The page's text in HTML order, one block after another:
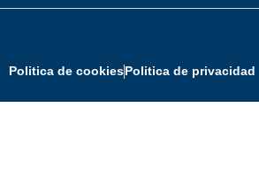
Politica de cookiesPolitica de privacidad